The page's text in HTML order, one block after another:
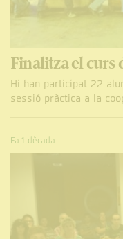
Finalitza el curs
Hi han participat 22
sessió pràctica a la
Fa 1 dècada